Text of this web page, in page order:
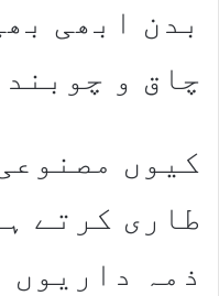
بدن ابھی
چاق و چوبند
کیوں
طاری کرتے
ذمہ داریوں